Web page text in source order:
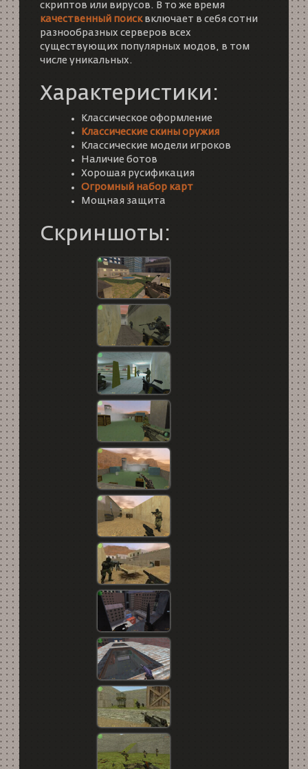
скриптов или вирусов. В то же время
качественный поисквключает в себя сотни
разнообразных серверов всех
существующих популярных модов, в том
числе уникальных.
Характеристики:
Классическое оформление
Классические скины оружия
Классические модели игроков
Наличие ботов
Хорошая русификация
Огромный набор карт
Мощная защита
Скриншоты: